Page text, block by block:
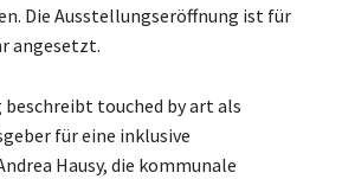
Die Ausstellungseröffnung ist für
angesetzt.
touched by art als
für eine inklusive
Hausy, die kommunale